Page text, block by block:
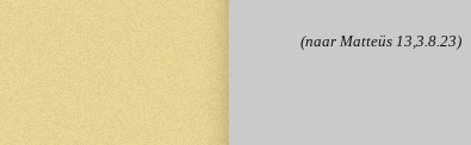
(naar Matteüs 13,3.8.23)